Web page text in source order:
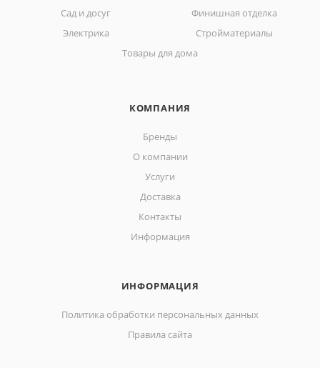
Сад и досуг
Финишная отделка
Электрика
Стройматериалы
Товары для дома
КОМПАНИЯ
Бренды
О компании
Услуги
Доставка
Контакты
Информация
ИНФОРМАЦИЯ
Политика обработки персональных данных
Правила сайта